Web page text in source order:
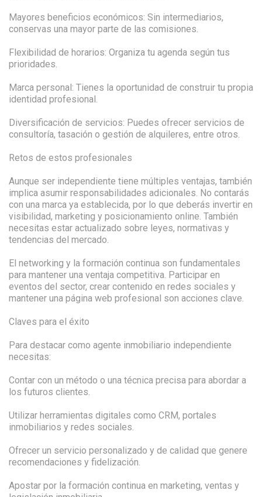
Mayores beneficios económicos: Sin intermediarios,
conservas una mayor parte de las comisiones.
Flexibilidad de horarios: Organiza tu agenda según tus
prioridades.
Marca personal: Tienes la oportunidad de construir tu propia
identidad profesional.
Diversificación de servicios: Puedes ofrecer servicios de
consultoría, tasación o gestión de alquileres, entre otros.
Retos de estos profesionales
Aunque ser independiente tiene múltiples ventajas, también
implica asumir responsabilidades adicionales. No contarás
con una marca ya establecida, por lo que deberás invertir en
visibilidad, marketing y posicionamiento online. También
necesitas estar actualizado sobre leyes, normativas y
tendencias del mercado.
El networking y la formación continua son fundamentales
para mantener una ventaja competitiva. Participar en
eventos del sector, crear contenido en redes sociales y
mantener una página web profesional son acciones clave.
Claves para el éxito
Para destacar como agente inmobiliario independiente
necesitas:
Contar con un método o una técnica precisa para abordar a
los futuros clientes.
Utilizar herramientas digitales como CRM, portales
inmobiliarios y redes sociales.
Ofrecer un servicio personalizado y de calidad que genere
recomendaciones y fidelización.
Apostar por la formación continua en marketing, ventas y